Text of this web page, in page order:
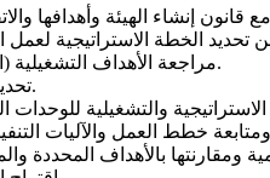
مراجعة الأهداف التشغيلية (السنوية) للقطاعات والإدارات المختلفة داخل الهيئة.
تحديد مؤشرات قياس الأهداف التشغيلية والاستراتيجية.